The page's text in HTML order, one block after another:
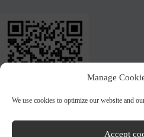
Manage
We use cookies to optimize our website and
Accept